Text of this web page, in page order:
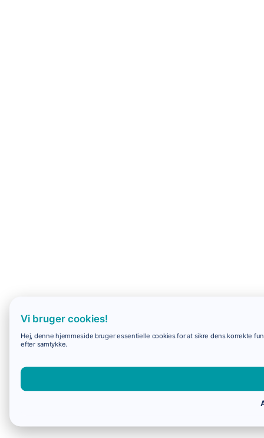
Vi bruger cookies!
Hej, denne hjemmeside bruger essentielle cookies for at sikre dens korrekte
efter samtykke.